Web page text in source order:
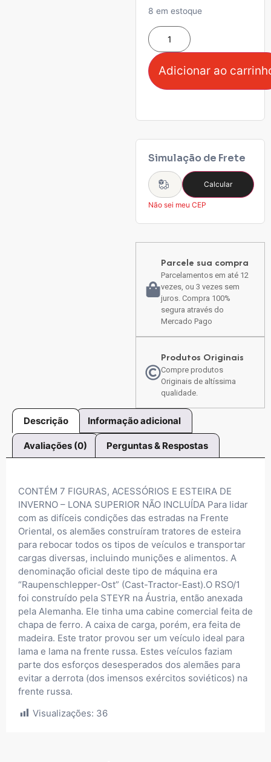
8 em estoque
Adicionar ao
Simulação de Frete
Calcular
Não sei meu CEP
Parcele sua compra
Parcelamentos em até 12
vezes, ou 3 vezes sem
juros. Compra 100%
segura através do
Mercado Pago
Produtos Originais
Compre produtos
Originais de altíssima
qualidade.
Descrição Informação adicional
Avaliações (0) Perguntas & Respostas
CONTÉM 7 FIGURAS, ACESSÓRIOS E ESTEIRA DE
INVERNO – LONA SUPERIOR NÃO INCLUÍDA Para lidar
com as difíceis condições das estradas na Frente
Oriental, os alemães construíram tratores de esteira
para rebocar todos os tipos de veículos e transportar
cargas diversas, incluindo munições e alimentos. A
denominação oficial deste tipo de máquina era
“Raupenschlepper-Ost” (Cast-Tractor-East).O RSO/1
foi construído pela STEYR na Áustria, então anexada
pela Alemanha. Ele tinha uma cabine comercial feita de
chapa de ferro. A caixa de carga, porém, era feita de
madeira. Este trator provou ser um veículo ideal para
lama e lama na frente russa. Estes veículos faziam
parte dos esforços desesperados dos alemães para
evitar a derrota (dos imensos exércitos soviéticos) na
frente russa.
Visualizações: 36